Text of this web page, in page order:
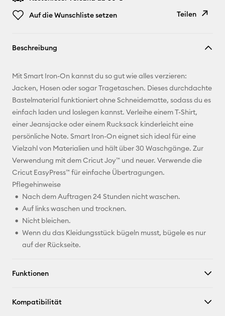
Auf die Wunschliste setzen
Teilen
E-Mail-
Adresse
Pinterest
Facebook
Beschreibung
Mit Smart Iron-On kannst du so gut wie alles verzieren:
Jacken, Hosen oder sogar Tragetaschen. Dieses durchdachte
Bastelmaterial funktioniert ohne Schneidematte, sodass du es
einfach laden und loslegen kannst. Verleihe einem T-Shirt,
einer Jeansjacke oder einem Rucksack kinderleicht eine
persönliche Note. Smart Iron-On eignet sich ideal für eine
Vielzahl von Materialien und hält über 30 Waschgänge. Zur
Verwendung mit dem Cricut Joy™ und neuer. Verwende die
Cricut EasyPress™ für einfache Übertragungen.
Pflegehinweise
Nach dem Auftragen 24 Stunden nicht waschen.
Auf links waschen und trocknen.
Nicht bleichen.
Wenn du das Kleidungsstück bügeln musst, bügele es nur
auf der Rückseite.
Funktionen
Kompatibilität